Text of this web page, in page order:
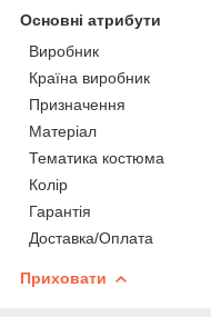
Основні атрибути
Виробник
Країна виробник
Призначення
Матеріал
Тематика костюма
Колір
Гарантія
Доставка/Оплата
Приховати